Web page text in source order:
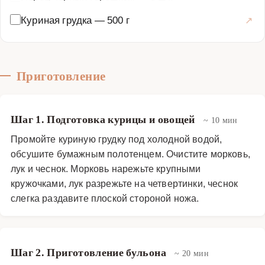
Супы·Бульоны ·Бульон для рамена
Куриная грудка — 500 г
Приготовление
Шаг 1. Подготовка курицы и овощей ~ 10 мин
Промойте куриную грудку под холодной водой,
обсушите бумажным полотенцем. Очистите морковь,
лук и чеснок. Морковь нарежьте крупными
кружочками, лук разрежьте на четвертинки, чеснок
слегка раздавите плоской стороной ножа.
Шаг 2. Приготовление бульона ~ 20 мин